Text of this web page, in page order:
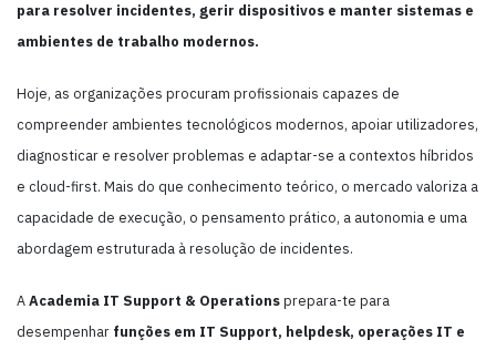
para resolver incidentes, gerir dispositivos e manter sistemas e
ambientes de trabalho modernos.
Hoje, as organizações procuram profissionais capazes de
compreender ambientes tecnológicos modernos, apoiar utilizadores,
diagnosticar e resolver problemas e adaptar-se a contextos híbridos
e cloud-first. Mais do que conhecimento teórico, o mercado valoriza a
capacidade de execução, o pensamento prático, a autonomia e uma
abordagem estruturada à resolução de incidentes.
AAcademia IT Support & Operationsprepara-te para
desempenhar funções em IT Support, helpdesk, operações IT e